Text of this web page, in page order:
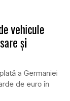
vehicule
și
a Germaniei
de euro în